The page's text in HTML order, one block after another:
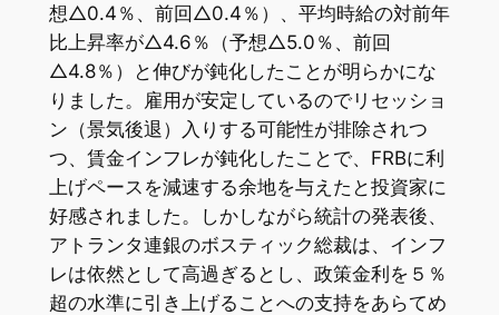
想△0.4％、前回△0.4％）、平均時給の対前年
比上昇率が△4.6％（予想△5.0％、前回
△4.8％）と伸びが鈍化したことが明らかにな
りました。雇用が安定しているのでリセッショ
ン（景気後退）入りする可能性が排除されつ
つ、賃金インフレが鈍化したことで、FRBに利
上げペースを減速する余地を与えたと投資家に
好感されました。しかしながら統計の発表後、
アトランタ連銀のボスティック総裁は、インフ
レは依然として高過ぎるとし、政策金利を５％
超の水準に引き上げることへの支持をあらてめ